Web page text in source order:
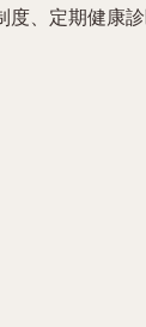
、定期健康